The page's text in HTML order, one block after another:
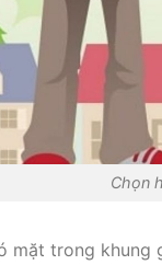
Chọn
mặt trong khung